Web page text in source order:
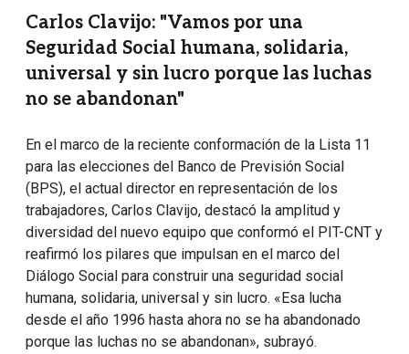
Carlos Clavijo: "Vamos por una
Seguridad Social humana, solidaria,
universal y sin lucro porque las luchas
no se abandonan"
En el marco de la reciente conformación de la Lista 11
para las elecciones del Banco de Previsión Social
(BPS), el actual director en representación de los
trabajadores, Carlos Clavijo, destacó la amplitud y
diversidad del nuevo equipo que conformó el PIT-CNT y
reafirmó los pilares que impulsan en el marco del
Diálogo Social para construir una seguridad social
humana, solidaria, universal y sin lucro. «Esa lucha
desde el año 1996 hasta ahora no se ha abandonado
porque las luchas no se abandonan», subrayó.